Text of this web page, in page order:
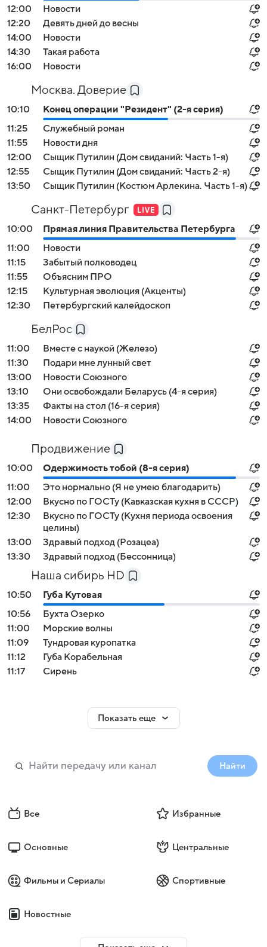
12:00
Новости
12:20
Девять дней до весны
14:00
Новости
14:30
Такая работа
16:00
Новости
Москва. Доверие
10:10
Конец операции "Резидент" (2-я серия)
11:25
Служебный роман
11:55
Новости дня
12:00
Сыщик Путилин (Дом свиданий: Часть 1-я)
12:55
Сыщик Путилин (Дом свиданий: Часть 2-я)
13:50
Сыщик Путилин (Костюм Арлекина. Часть 1-я)
Санкт-Петербург
10:00
Прямая линия Правительства Петербурга
11:00
Новости
11:15
Забытый полководец
11:55
Объясним ПРО
12:15
Культурная эволюция (Акценты)
12:30
Петербургский калейдоскоп
БелРос
11:00
Вместе с наукой (Железо)
11:30
Подари мне лунный свет
13:00
Новости Союзного
13:10
Они освобождали Беларусь (4-я серия)
13:35
Факты на стол (16-я серия)
14:00
Новости Союзного
Продвижение
10:00
Одержимость тобой (8-я серия)
11:00
Это нормально (Я не умею благодарить)
12:00
Вкусно по ГОСТу (Кавказская кухня в СССР)
12:30
Вкусно по ГОСТу (Кухня периода освоения
целины)
13:00
Здравый подход (Розацеа)
13:30
Здравый подход (Бессонница)
Наша сибирь HD
10:50
Губа Кутовая
10:56
Бухта Озерко
11:00
Морские волны
11:09
Тундровая куропатка
11:12
Губа Корабельная
11:17
Сирень
Показать еще
Найти
Все Избранные
Основные Центральные
Фильмы и Сериалы Спортивные
Новостные